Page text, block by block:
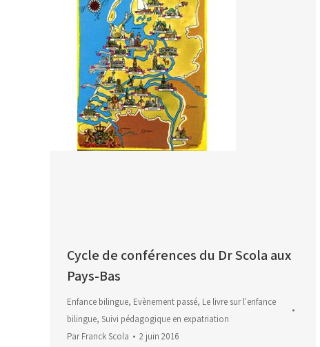
Cycle de conférences du Dr Scola aux
Pays-Bas
Enfance bilingue, Evènement passé, Le livre sur l'enfance
bilingue, Suivi pédagogique en expatriation
ParFranck Scola 2 juin 2016